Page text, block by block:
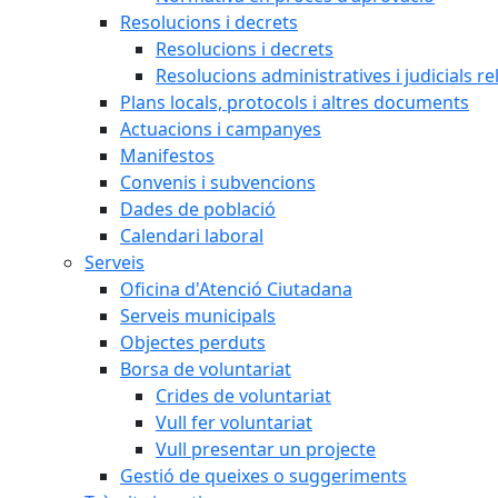
Resolucions i decrets
Resolucions i decrets
Resolucions administratives i judicials
Plans locals, protocols i altres documents
Actuacions i campanyes
Manifestos
Convenis i subvencions
Dades de població
Calendari laboral
Serveis
Oficina d'Atenció Ciutadana
Serveis municipals
Objectes perduts
Borsa de voluntariat
Crides de voluntariat
Vull fer voluntariat
Vull presentar un projecte
Gestió de queixes o suggeriments